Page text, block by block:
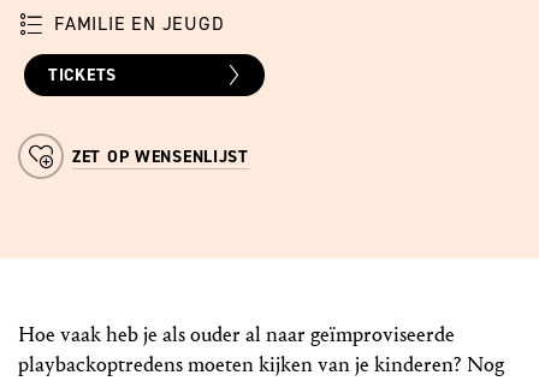
Hoe vaak heb je als ouder al naar geïmproviseerde
playbackoptredens moeten kijken van je kinderen? Nog
FAMILIE EN JEUGD
TICKETS
ZET OP WENSENLIJST